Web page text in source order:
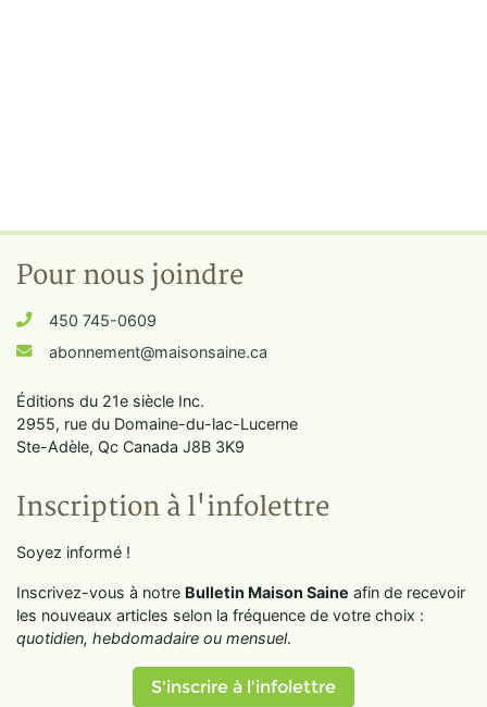
Pour nous joindre
450 745-0609
abonnement@maisonsaine.ca
Éditions du 21e siècle Inc.
2955, rue du Domaine-du-lac-Lucerne
Ste-Adèle, Qc Canada J8B 3K9
Inscription à l'infolettre
Soyez informé !
Inscrivez-vous à notre Bulletin Maison Saine afin de recevoir
les nouveaux articles selon la fréquence de votre choix :
quotidien, hebdomadaire ou mensuel.
S'inscrire à l'infolettre